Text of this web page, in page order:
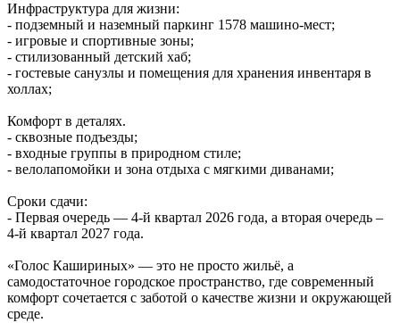
Инфраструктура для жизни:
- подземный и наземный паркинг 1578 машино‑мест;
- игровые и спортивные зоны;
- стилизованный детский хаб;
- гостевые санузлы и помещения для хранения инвентаря в
холлах;
Комфорт в деталях.
- сквозные подъезды;
- входные группы в природном стиле;
- велолапомойки и зона отдыха с мягкими диванами;
Сроки сдачи:
- Первая очередь — 4‑й квартал 2026 года, а вторая очередь –
4-й квартал 2027 года.
«Голос Кашириных» — это не просто жильё, а
самодостаточное городское пространство, где современный
комфорт сочетается с заботой о качестве жизни и окружающей
среде.